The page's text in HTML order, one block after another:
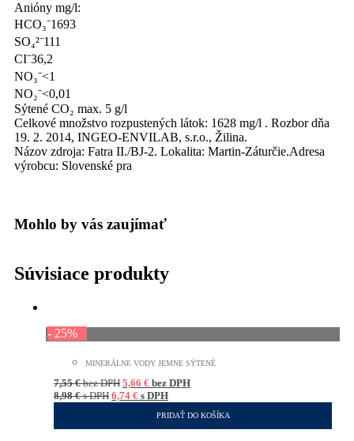
Anióny mg/l:
HCO₃⁻1693
SO₄²⁻111
CI⁻36,2
NO₃⁻<1
NO₂⁻<0,01
Sýtené CO₂ max. 5 g/l
Celkové množstvo rozpustených látok: 1628 mg/l . Rozbor dňa
19. 2. 2014, INGEO-ENVILAB, s.r.o., Žilina.
Názov zdroja: Fatra II./BJ-2. Lokalita: Martin-Záturčie.Adresa
výrobcu: Slovenské pra
Mohlo by vás zaujímať
Súvisiace produkty
- 25%
MINERÁLNE VODY JEMNE SÝTENÉ
7,55€bez DPH 5,66 € bez DPH
8,98€s DPH 6,74 € s DPH
PRIDAŤ DO KOŠÍKA